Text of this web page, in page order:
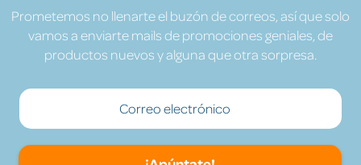
Prometemos no llenarte el buzón de correos, así que solo
vamos a enviarte mails de promociones geniales, de
productos nuevos y alguna que otra sorpresa.